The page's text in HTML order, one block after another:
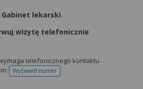
Gabinet lekarski
wizytę telefonicznie
telefonicznego kontaktu
Wyświetl numertelefonu do rejestracji